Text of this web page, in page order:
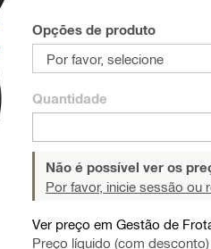
Opções de produto
Por favor, selecione
Quantidade
Não é possível ver os
Por favor, inicie sessão ou
Ver preço em Gestão de
Preço líquido (com desconto)